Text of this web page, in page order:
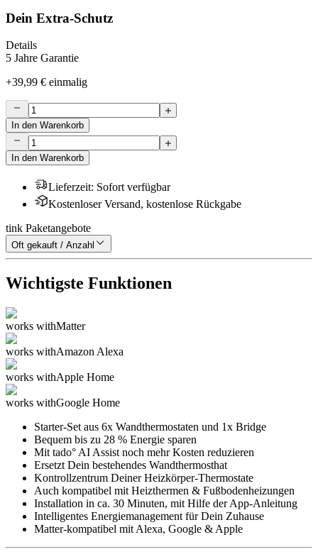
Dein Extra-Schutz
Details
5 Jahre Garantie
+39,99 € einmalig
In den Warenkorb
In den Warenkorb
Lieferzeit: Sofort verfügbar
Kostenloser Versand, kostenlose Rückgabe
tink Paketangebote
Oft gekauft / Anzahl
Wichtigste Funktionen
works withMatter
works withAmazon Alexa
works withApple Home
works withGoogle Home
Starter-Set aus 6x Wandthermostaten und 1x Bridge
Bequem bis zu 28 % Energie sparen
Mit tado° AI Assist noch mehr Kosten reduzieren
Ersetzt Dein bestehendes Wandthermosthat
Kontrollzentrum Deiner Heizkörper-Thermostate
Auch kompatibel mit Heizthermen & Fußbodenheizungen
Installation in ca. 30 Minuten, mit Hilfe der App-Anleitung
Intelligentes Energiemanagement für Dein Zuhause
Matter-kompatibel mit Alexa, Google & Apple